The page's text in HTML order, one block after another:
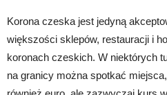
Korona czeska jest jedyną
większości sklepów, restauracji i
koronach czeskich. W niektórych
na granicy można spotkać